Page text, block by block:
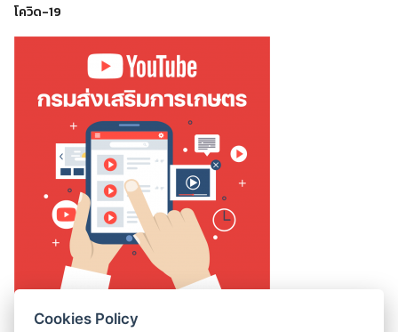
โควิด-19
Cookies Policy